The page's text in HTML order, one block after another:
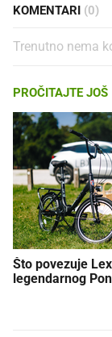
KOMENTARI (0)
Trenutno nema
PROČITAJTE JOŠ
Što povezuje
legendarnog